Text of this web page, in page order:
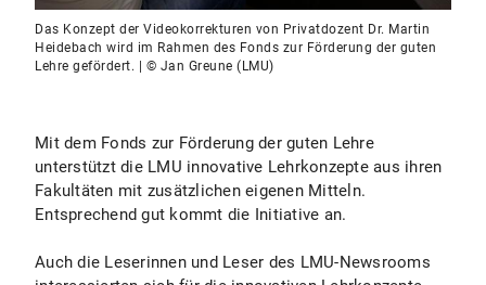
Das Konzept der Videokorrekturen von Privatdozent Dr. Martin
Heidebach wird im Rahmen des Fonds zur Förderung der guten
Lehre gefördert. | © Jan Greune (LMU)
Mit dem Fonds zur Förderung der guten Lehre
unterstützt die LMU innovative Lehrkonzepte aus ihren
Fakultäten mit zusätzlichen eigenen Mitteln.
Entsprechend gut kommt die Initiative an.
Auch die Leserinnen und Leser des LMU-Newsrooms